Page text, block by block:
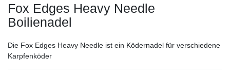
Fox Edges Heavy Needle
Boilienadel
Die Fox Edges Heavy Needle ist ein Ködernadel für verschiedene
Karpfenköder